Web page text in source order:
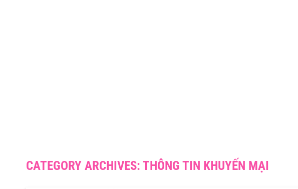
CATEGORY ARCHIVES: THÔNG TIN KHUYẾN MẠI